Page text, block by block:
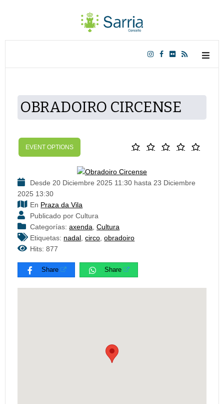
OBRADOIRO CIRCENSE
EVENT OPTIONS
Desde 20 Diciembre 2025 11:30 hasta 23 Diciembre
2025 13:30
En Praza da Vila
Publicado por Cultura
Categorías:axenda,Cultura
Etiquetas: nadal,circo,obradoiro
Hits: 877
Share Share